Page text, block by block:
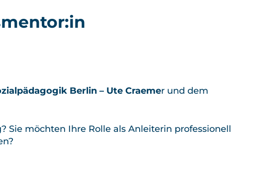
Berlin – Ute Craemer und dem
möchten Ihre Rolle als Anleiterin professionell